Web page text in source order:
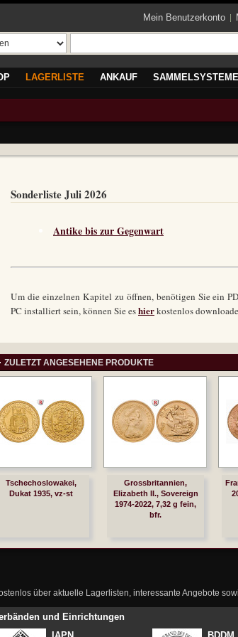
Mein Benutzerkonto
LAGERLISTE ANKAUF SAMMELSYSTEME
Sonderliste Juli 2026
Antike bis zur Gegenwart
Um die einzelnen Kapitel zu öffnen, benötigen Sie ein
PC installiert sein, können Sie eshierkostenlos
ZULETZT ANGESEHENE PRODUKTE
Tschechoslowakei,
Dukat 1935, vz-st
Grossbritannien,
Elizabeth II., Sovereign
1974-2022, 7,32 g fein,
bfr.
über aktuelle Lagerlisten, interessante Angebote
und Einrichtungen